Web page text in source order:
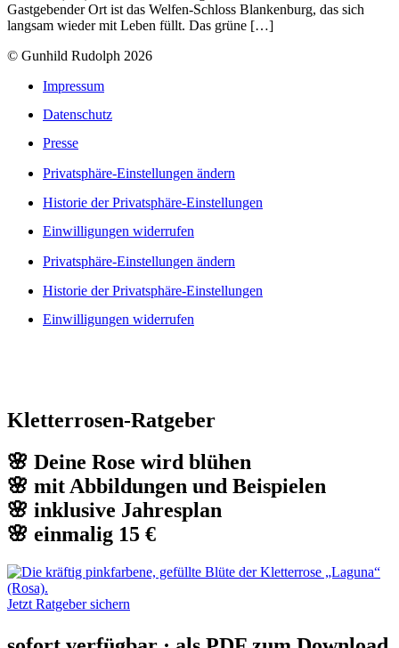
Gastgebender Ort ist das Welfen-Schloss Blankenburg, das sich
langsam wieder mit Leben füllt. Das grüne […]
© Gunhild Rudolph 2026
Impressum
Datenschutz
Presse
Privatsphäre-Einstellungen ändern
Historie der Privatsphäre-Einstellungen
Einwilligungen widerrufen
Privatsphäre-Einstellungen ändern
Historie der Privatsphäre-Einstellungen
Einwilligungen widerrufen
Kletterrosen-Ratgeber
🌸 Deine Rose wird blühen
🌸 mit Abbildungen und Beispielen
🌸 inklusive Jahresplan
🌸 einmalig 15 €
Jetzt Ratgeber sichern